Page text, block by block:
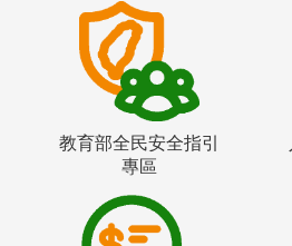
教育部全民安全指引
專區